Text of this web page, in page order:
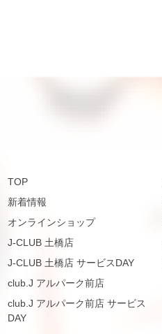
TOP
新着情報
オンラインショップ
J-CLUB 土橋店
J-CLUB 土橋店 サービスDAY
club.J アルパーク前店
club.J アルパーク前店 サービス
DAY